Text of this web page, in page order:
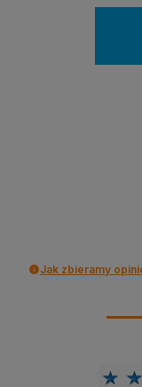
Jak zbieramy